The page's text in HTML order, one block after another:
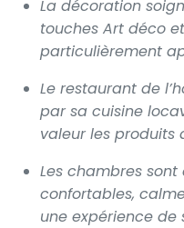
La décoration
touches Art déco
particulièrement
Le restaurant de
par sa cuisine
valeur les produits
Les chambres
confortables,
une expérience de